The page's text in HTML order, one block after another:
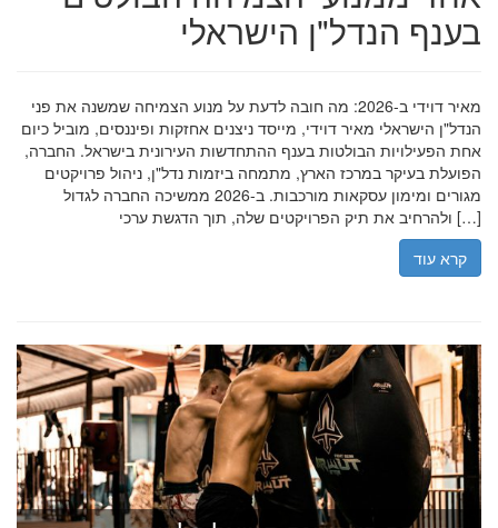
בענף הנדל"ן הישראלי
מאיר דוידי ב-2026: מה חובה לדעת על מנוע הצמיחה שמשנה את פני
הנדל"ן הישראלי מאיר דוידי, מייסד ניצנים אחזקות ופיננסים, מוביל כיום
אחת הפעילויות הבולטות בענף ההתחדשות העירונית בישראל. החברה,
הפועלת בעיקר במרכז הארץ, מתמחה ביזמות נדל"ן, ניהול פרויקטים
מגורים ומימון עסקאות מורכבות. ב-2026 ממשיכה החברה לגדול
ולהרחיב את תיק הפרויקטים שלה, תוך הדגשת ערכי […]
קרא עוד